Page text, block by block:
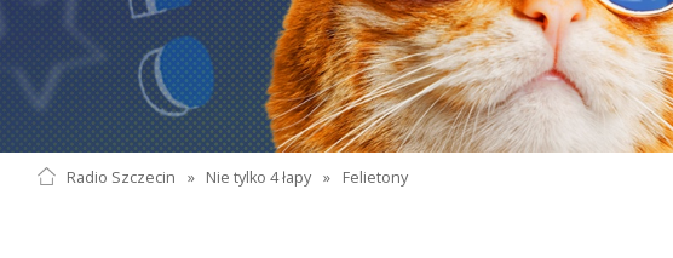
Radio Szczecin » Nie tylko 4 łapy » Felietony